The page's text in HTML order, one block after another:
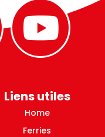
Liens utiles
Home
Ferries